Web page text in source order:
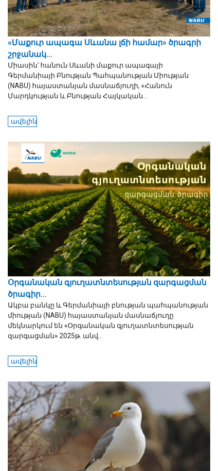
«Մաքուր ապագա Սևանա լճի համար» ծրագրի
շրջանակ...
Միասին՝ հանուն Սևանի մաքուր ապագայի
Գերմանիայի Բնության Պահպանության Միության
(NABU) հայաստանյան մասնաճյուղի, «Հանուն
Մարդկության և Բնության Հայկական...
ավելին
Օրգանական գյուղատնտեսության զարգացման
ծրագիր...
Ակբա բանկը և Գերմանիայի բնության պահպանության
միության (NABU) հայաստանյան մասնաճյուղը
մեկնարկում են «Օրգանական գյուղատնտեսության
զարգացման» 2025թ. անվ...
ավելին